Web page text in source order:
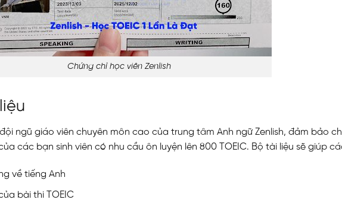
Chứng chỉ học viên Zenlish
ngũ giáo viên chuyên môn cao của trung tâm Anh ngữ Zenlish, đảm bảo
các bạn sinh viên có nhu cầu ôn luyện lên 800 TOEIC. Bộ tài liệu sẽ giúp
về tiếng Anh
bài thi TOEIC